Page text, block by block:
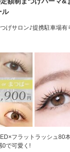
ル
げサロン♪提携駐車場
フラットラッシュ80
0で可愛く!